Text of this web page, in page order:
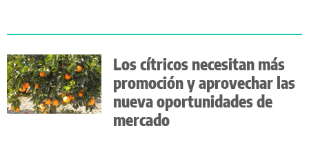
Los cítricos necesitan más
promoción y aprovechar las
nueva oportunidades de
mercado